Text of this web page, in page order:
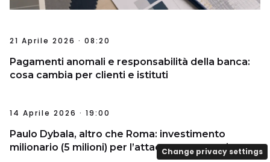
21 Aprile 2026 · 08:20
Pagamenti anomali e responsabilità della banca:
cosa cambia per clienti e istituti
14 Aprile 2026 · 19:00
Paulo Dybala, altro che Roma: investimento
milionario (5 milioni) per l’attaccante argentino
Change privacy settings